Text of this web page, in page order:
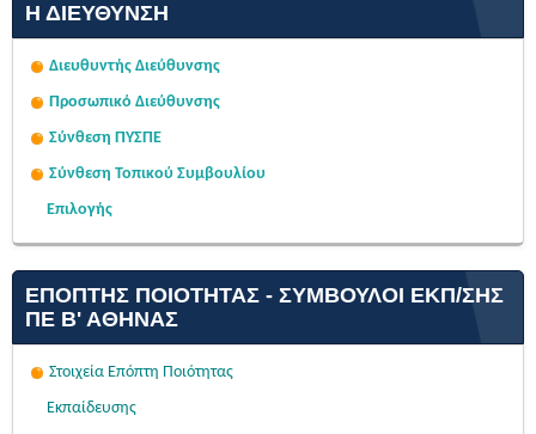
Η ΔΙΕΎΘΥΝΣΗ
Διευθυντής Διεύθυνσης
Προσωπικό Διεύθυνσης
Σύνθεση ΠΥΣΠΕ
Σύνθεση Τοπικού Συμβουλίου
Επιλογής
ΕΠΌΠΤΗΣ ΠΟΙΌΤΗΤΑΣ - ΣΎΜΒΟΥΛΟΙ ΕΚΠ/ΣΗΣ
ΠΕ Β' ΑΘΉΝΑΣ
Στοιχεία Επόπτη Ποιότητας
Εκπαίδευσης